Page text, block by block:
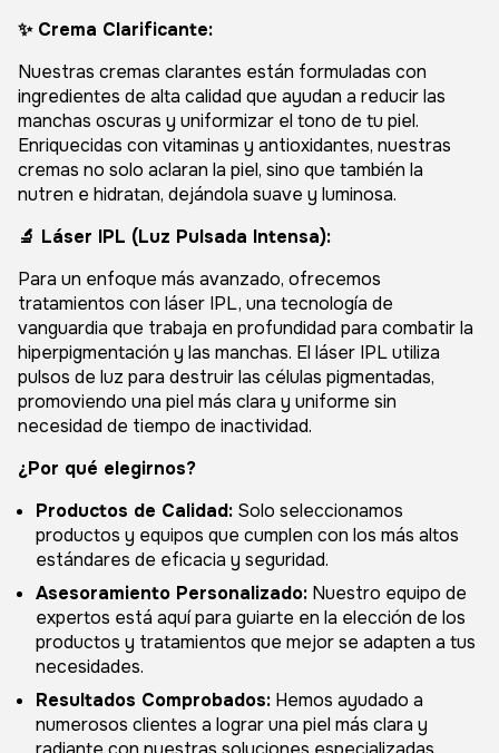
✨ Crema Clarificante:
Nuestras cremas clarantes están formuladas con
ingredientes de alta calidad que ayudan a reducir las
manchas oscuras y uniformizar el tono de tu piel.
Enriquecidas con vitaminas y antioxidantes, nuestras
cremas no solo aclaran la piel, sino que también la
nutren e hidratan, dejándola suave y luminosa.
🔬 Láser IPL (Luz Pulsada Intensa):
Para un enfoque más avanzado, ofrecemos
tratamientos con láser IPL, una tecnología de
vanguardia que trabaja en profundidad para combatir la
hiperpigmentación y las manchas. El láser IPL utiliza
pulsos de luz para destruir las células pigmentadas,
promoviendo una piel más clara y uniforme sin
necesidad de tiempo de inactividad.
¿Por qué elegirnos?
Productos de Calidad: Solo seleccionamos
productos y equipos que cumplen con los más altos
estándares de eficacia y seguridad.
Asesoramiento Personalizado: Nuestro equipo de
expertos está aquí para guiarte en la elección de los
productos y tratamientos que mejor se adapten a tus
necesidades.
Resultados Comprobados: Hemos ayudado a
numerosos clientes a lograr una piel más clara y